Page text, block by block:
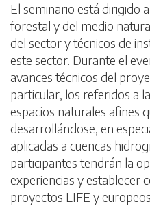
El seminario está dirigido
forestal y del medio
del sector y técnicos de
este sector. Durante el
avances técnicos del
particular, los referidos a
espacios naturales afines
desarrollándose, en
aplicadas a cuencas
participantes tendrán la
experiencias y establecer
proyectos LIFE y